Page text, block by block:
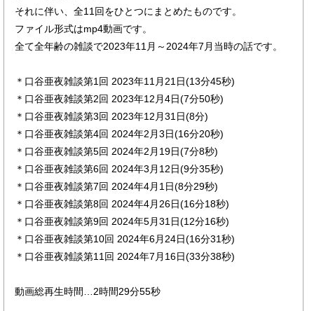
それに伴い、全11回をひとつにまとめたものです。
ファイル形式はmp4動画です。
全て全年齢の雑談で2023年11月～2024年7月当時の話です。
＊口谷亜夜雑談第1回 2023年11月21日(13分45秒)
＊口谷亜夜雑談第2回 2023年12月4日(7分50秒)
＊口谷亜夜雑談第3回 2023年12月31日(8分)
＊口谷亜夜雑談第4回 2024年2月3日(16分20秒)
＊口谷亜夜雑談第5回 2024年2月19日(7分8秒)
＊口谷亜夜雑談第6回 2024年3月12日(9分35秒)
＊口谷亜夜雑談第7回 2024年4月1日(8分29秒)
＊口谷亜夜雑談第8回 2024年4月26日(16分18秒)
＊口谷亜夜雑談第9回 2024年5月31日(12分16秒)
＊口谷亜夜雑談第10回 2024年6月24日(16分31秒)
＊口谷亜夜雑談第11回 2024年7月16日(33分38秒)
動画総再生時間…2時間29分55秒